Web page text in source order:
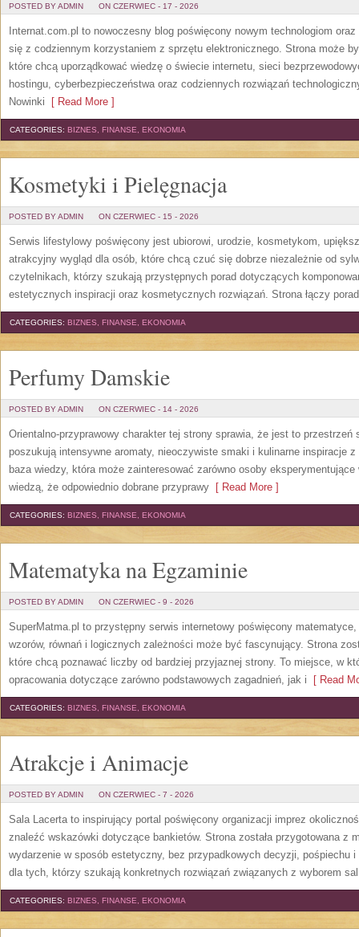
POSTED BY ADMIN ON CZERWIEC - 17 - 2026
Internat.com.pl to nowoczesny blog poświęcony nowym technologiom
się z codziennym korzystaniem z sprzętu elektronicznego. Strona może
które chcą uporządkować wiedzę o świecie internetu, sieci
hostingu, cyberbezpieczeństwa oraz codziennych rozwiązań
Nowinki [ Read More ]
CATEGORIES: BIZNES, FINANSE, EKONOMIA
Kosmetyki i Pielęgnacja
POSTED BY ADMIN ON CZERWIEC - 15 - 2026
Serwis lifestylowy poświęcony jest ubiorowi, urodzie, kosmetykom,
atrakcyjny wygląd dla osób, które chcą czuć się dobrze niezależnie od
czytelnikach, którzy szukają przystępnych porad dotyczących
estetycznych inspiracji oraz kosmetycznych rozwiązań. Strona łączy
CATEGORIES: BIZNES, FINANSE, EKONOMIA
Perfumy Damskie
POSTED BY ADMIN ON CZERWIEC - 14 - 2026
Orientalno-przyprawowy charakter tej strony sprawia, że jest to
poszukują intensywne aromaty, nieoczywiste smaki i kulinarne inspiracje
baza wiedzy, która może zainteresować zarówno osoby
wiedzą, że odpowiednio dobrane przyprawy [ Read More ]
CATEGORIES: BIZNES, FINANSE, EKONOMIA
Matematyka na Egzaminie
POSTED BY ADMIN ON CZERWIEC - 9 - 2026
SuperMatma.pl to przystępny serwis internetowy poświęcony
wzorów, równań i logicznych zależności może być fascynujący. Strona
które chcą poznawać liczby od bardziej przyjaznej strony. To miejsce, w
opracowania dotyczące zarówno podstawowych zagadnień, jak i [ Read
CATEGORIES: BIZNES, FINANSE, EKONOMIA
Atrakcje i Animacje
POSTED BY ADMIN ON CZERWIEC - 7 - 2026
Sala Lacerta to inspirujący portal poświęcony organizacji imprez
znaleźć wskazówki dotyczące bankietów. Strona została przygotowana z
wydarzenie w sposób estetyczny, bez przypadkowych decyzji, pośpiechu
dla tych, którzy szukają konkretnych rozwiązań związanych z wyborem
CATEGORIES: BIZNES, FINANSE, EKONOMIA